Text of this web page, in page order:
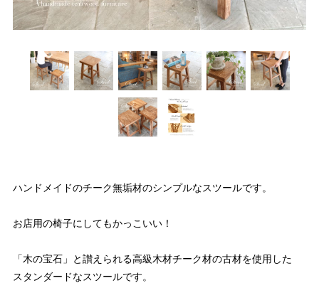
ハンドメイドのチーク無垢材のシンプルなスツールです。
お店用の椅子にしてもかっこいい！
「木の宝石」と讃えられる高級木材チーク材の古材を使用した
スタンダードなスツールです。